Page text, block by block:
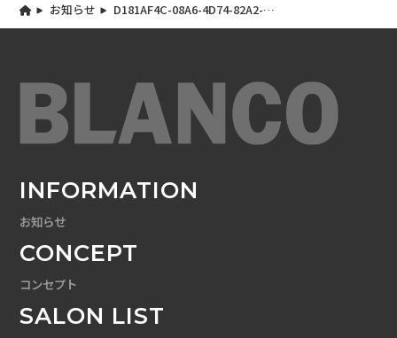
お知らせ
D181AF4C-08A6-4D74-82A2-
6631F4A710E1
INFORMATION
お知らせ
CONCEPT
コンセプト
SALON LIST